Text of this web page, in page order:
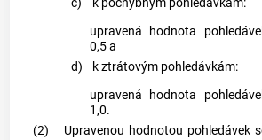
upravená hodnota
0,5 a
d)
k ztrátovým pohledávkám:
upravená hodnota
1,0.
(2)
Upravenou hodnotou pohledávek